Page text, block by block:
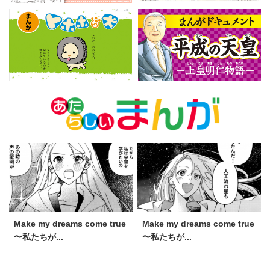
Make my dreams come true
〜私たちが...
Make my dreams come true
〜私たちが...